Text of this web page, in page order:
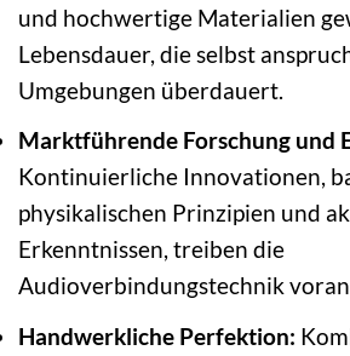
und hochwertige Materialien
Lebensdauer, die selbst
Umgebungen überdauert.
Marktführende Forschung und
Kontinuierliche Innovationen,
physikalischen Prinzipien und
Erkenntnissen, treiben die
Audioverbindungstechnik
Handwerkliche Perfektion: